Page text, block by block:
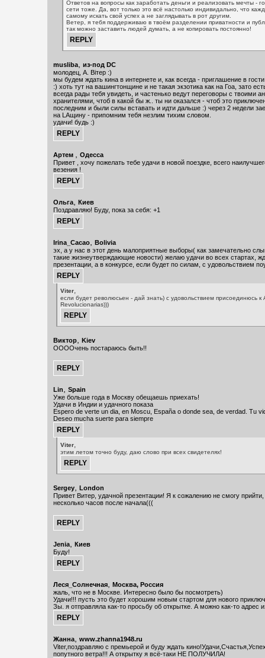
Ответов на вопросы как заработать деньги и реализовать мечты -
сети тоже. Да, вот только это всё настолько индивидально, что
самому искать свой успех а не заглядывать в рот другим.
Ветер, я тебя поддерживаю в твоём разделении приватности и
так можно заставить людей думать, а не копировать постоянно!
musliba, из-под DC
молодец, А. Вiтер :)
мы будем ждать кина в интернете и, как всегда - приглашение в
:) хоть тут на вашингтонщине и не такая экзотика как на Гоа, зато
всегда рады тебя увидеть, и частенько ведут переговоры с твоими
хранителями, чтоб в какой бы ж.. ты ни оказался - чтоб это
последним и были силы вставать и идти дальше :) через 2 недели
на LAщину - припомним тебя незлим тихим словом.
удачи! будь :)
Артем , Одесса
Привет , хочу пожелать тебе удачи в новой поездке, всего
везения !
Ольга, Киев
Поздравляю! Буду, пока за себя: +1
Irina_Cacao, Bolivia
эх, а у нас в этот день малоприятные выборы( как замечательно
такие жизнеутверждающие новости) желаю удачи во всех стартах,
презентации, а в конкурсе, если будет по силам, с удовольствием
Viter,
если будет революсьен - дай знать) с удовольствием присоединюсь к
Revolucionarias)))
Виктор, Kiev
ООООчень постараюсь быть!!
Lin, Spain
Уже больше года в Москву обещаешь приехать!
Удачи в Индии и удачного показа
Espero de verte un dia, en Moscu, España o donde sea, de verdad. Tu
Deseo mucha suerte para siempre
Viter,
этим летом точно буду, даю слово при всех свидетелях!
Sergey, London
Привет Витер, удачной презентации! Я к сожалению не смогу
несколько часов после начала(((
Jenia, Киев
Буду!
Леся_Солнечная, Москва, Россия
жаль, что не в Москве. Интересно было бы посмотреть)
Удачи!!! пусть это будет хорошим новым стартом для нового
Зы. я отправляла как-то просьбу об открытке. А можно как-то адрес
Жанна, www.zhanna1948.ru
Viter,поздравляю с премьерой и буду ждать
попутного ветра!!! А открытку я всё-таки НЕ ПОЛУЧИЛА!